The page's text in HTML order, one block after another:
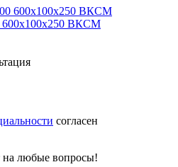
600x100x250 ВКСМ
согласен
на любые вопросы!